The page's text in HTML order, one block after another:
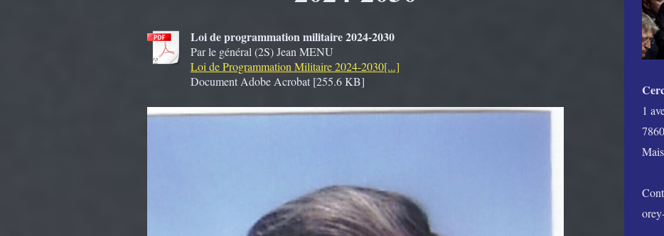
Loi de programmation militaire 2024-2030
Par le général (2S) Jean MENU
Loi de Programmation Militaire 2024-2030[...]
Document Adobe Acrobat [255.6 KB]
1